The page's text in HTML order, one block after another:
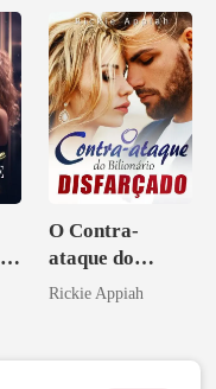
O Contra-
ataque do
Bilionário
Rickie Appiah